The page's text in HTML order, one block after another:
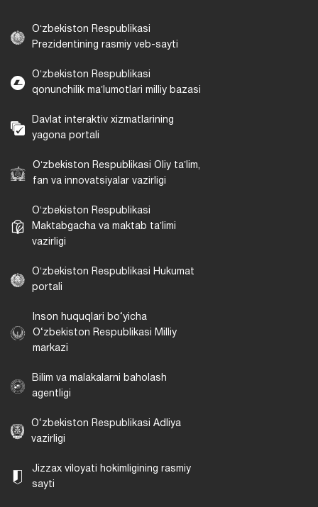
Oʻzbekiston Respublikasi
Prezidentining rasmiy veb-sayti
Oʻzbekiston Respublikasi
qonunchilik maʼlumotlari milliy bazasi
Davlat interaktiv xizmatlarining
yagona portali
Oʻzbekiston Respublikasi Oliy taʼlim,
fan va innovatsiyalar vazirligi
Oʻzbekiston Respublikasi
Maktabgacha va maktab taʼlimi
vazirligi
Oʻzbekiston Respublikasi Hukumat
portali
Inson huquqlari bo‘yicha
O‘zbekiston Respublikasi Milliy
markazi
Bilim va malakalarni baholash
agentligi
O‘zbekiston Respublikasi Adliya
vazirligi
Jizzax viloyati hokimligining rasmiy
sayti